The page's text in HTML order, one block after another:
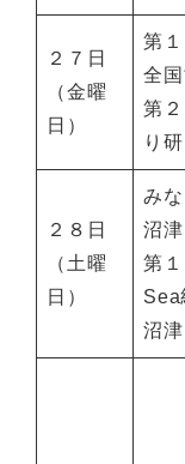
２７日
（金曜
日）
第
全
第
り
２８日
（土曜
日）
み
沼津
第
Sea
沼津